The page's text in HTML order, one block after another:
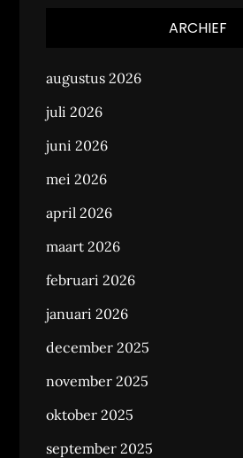
ARCHIEF
augustus 2026
juli 2026
juni 2026
mei 2026
april 2026
maart 2026
februari 2026
januari 2026
december 2025
november 2025
oktober 2025
september 2025